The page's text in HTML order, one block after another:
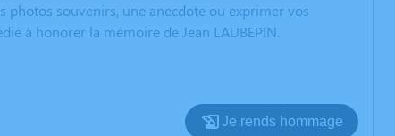
photos souvenirs, une anecdote ou exprimer vos
à honorer la mémoire de Jean LAUBEPIN.
Je rends hommage